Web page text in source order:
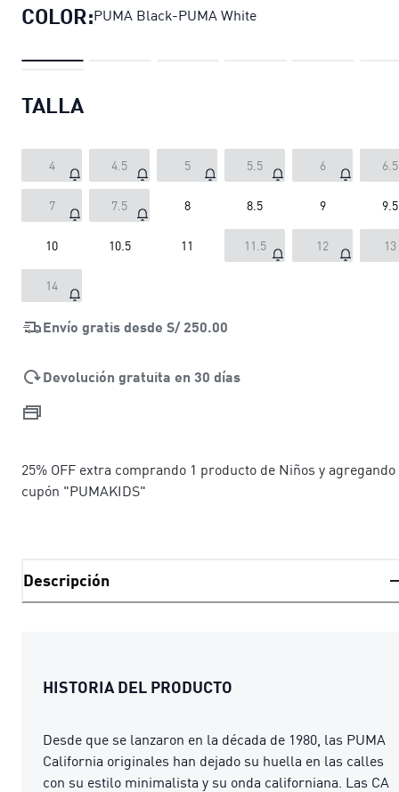
COLOR:PUMA Black-PUMA White
TALLA
4 4.5 5 5.5 6 6.5
7 7.5 8 8.5 9 9.5
10 10.5 11 11.5 12 13
14
Envío gratis desde S/ 250.00
Devolución gratuita en 30 días
25% OFF extra comprando 1 producto de Niños y
cupón "PUMAKIDS"
Descripción
HISTORIA DEL PRODUCTO
Desde que se lanzaron en la década de 1980, las PUMA
California originales han dejado su huella en las calles
con su estilo minimalista y su onda californiana. Las CA